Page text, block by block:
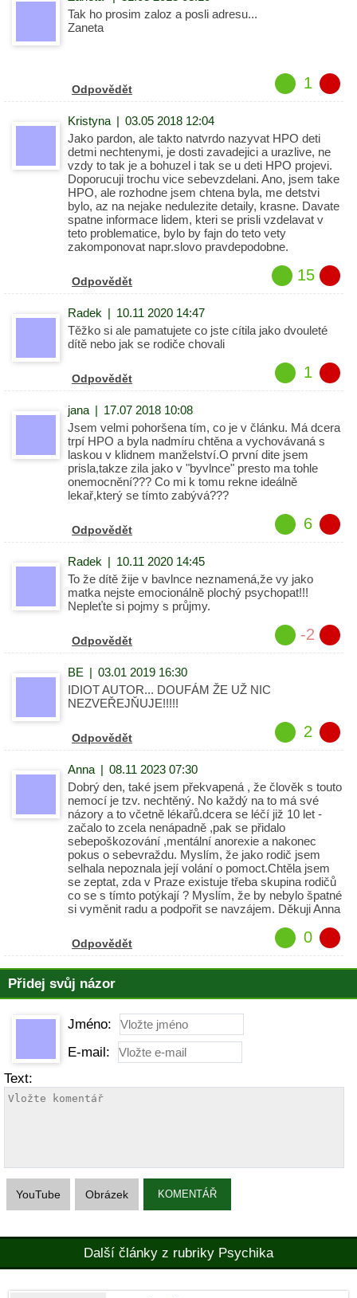
Tak ho prosim zaloz a posli adresu...
Zaneta
Odpovědět 1
Kristyna | 03.05 2018 12:04
Jako pardon, ale takto natvrdo nazyvat HPO deti
detmi nechtenymi, je dosti zavadejici a urazlive, ne
vzdy to tak je a bohuzel i tak se u deti HPO projevi.
Doporucuji trochu vice sebevzdelani. Ano, jsem take
HPO, ale rozhodne jsem chtena byla, me detstvi
bylo, az na nejake nedulezite detaily, krasne. Davate
spatne informace lidem, kteri se prisli vzdelavat v
teto problematice, bylo by fajn do teto vety
zakomponovat napr.slovo pravdepodobne.
Odpovědět 15
Radek | 10.11 2020 14:47
Těžko si ale pamatujete co jste cítila jako dvouleté
dítě nebo jak se rodiče chovali
Odpovědět 1
jana | 17.07 2018 10:08
Jsem velmi pohoršena tím, co je v článku. Má dcera
trpí HPO a byla nadmíru chtěna a vychovávaná s
laskou v klidnem manželství.O první dite jsem
prisla,takze zila jako v "byvlnce" presto ma tohle
onemocnění??? Co mi k tomu rekne ideálně
lekař,který se tímto zabývá???
Odpovědět 6
Radek | 10.11 2020 14:45
To že dítě žije v bavlnce neznamená,že vy jako
matka nejste emocionálně plochý psychopat!!!
Nepleťte si pojmy s průjmy.
Odpovědět -2
BE | 03.01 2019 16:30
IDIOT AUTOR... DOUFÁM ŽE UŽ NIC
NEZVEŘEJŇUJE!!!!!
Odpovědět 2
Anna | 08.11 2023 07:30
Dobrý den, také jsem překvapená , že člověk s touto
nemocí je tzv. nechtěný. No každý na to má své
názory a to včetně lékařů.dcera se léčí již 10 let -
začalo to zcela nenápadně ,pak se přidalo
sebepoškozování ,mentální anorexie a nakonec
pokus o sebevraždu. Myslím, že jako rodič jsem
selhala nepoznala její volání o pomoct.Chtěla jsem
se zeptat, zda v Praze existuje třeba skupina rodičů
co se s tímto potýkají ? Myslím, že by nebylo špatné
si vyměnit radu a podpořit se navzájem. Děkuji Anna
Odpovědět 0
Přidej svůj názor
Jméno:
E-mail:
Text:
YouTube Obrázek KOMENTÁŘ
Další články z rubriky Psychika